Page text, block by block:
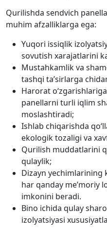
Qurilishda sendvich
muhim afzalliklarga ega:
Yuqori issiqlik
sovutish xarajatlarini
Mustahkamlik va
tashqi ta’sirlarga
Harorat
panellarni turli iqlim
moslashtiradi;
Ishlab chiqarishda
ekologik tozaligi va
Qurilish muddatlarini
qulaylik;
Dizayn yechimlarining
har qanday me’moriy
imkonini beradi.
Bino ichida qulay
izolyatsiyasi